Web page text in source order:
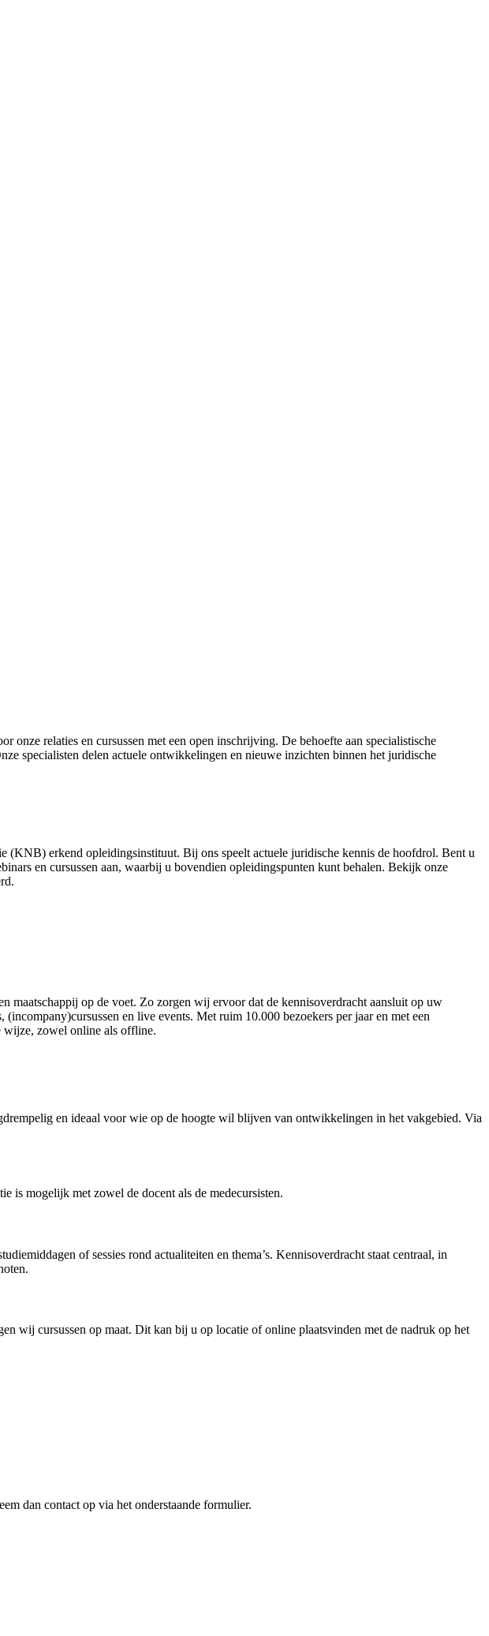
onze relaties en cursussen met een open inschrijving. De behoefte aan specialistische
specialisten delen actuele ontwikkelingen en nieuwe inzichten binnen het juridische
erkend opleidingsinstituut. Bij ons speelt actuele juridische kennis de hoofdrol. Bent u
en cursussen aan, waarbij u bovendien opleidingspunten kunt behalen. Bekijk onze
maatschappij op de voet. Zo zorgen wij ervoor dat de kennisoverdracht aansluit op uw
en live events. Met ruim 10.000 bezoekers per jaar en met een
wijze, zowel online als offline.
en ideaal voor wie op de hoogte wil blijven van ontwikkelingen in het vakgebied. Via
is mogelijk met zowel de docent als de medecursisten.
of sessies rond actualiteiten en thema’s. Kennisoverdracht staat centraal, in
wij cursussen op maat. Dit kan bij u op locatie of online plaatsvinden met de nadruk op het
dan contact op via het onderstaande formulier.